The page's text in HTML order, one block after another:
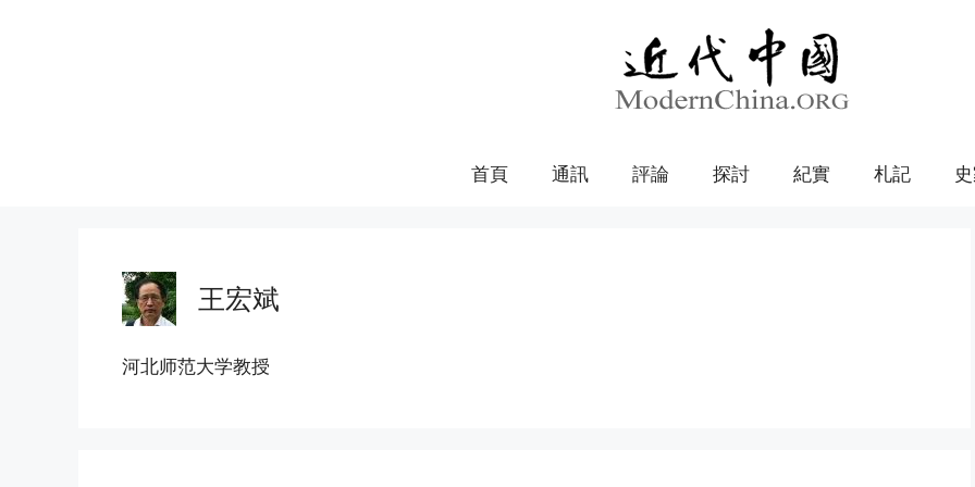
首頁 通訊 評論 探討 紀實 札記
王宏斌
河北师范大学教授